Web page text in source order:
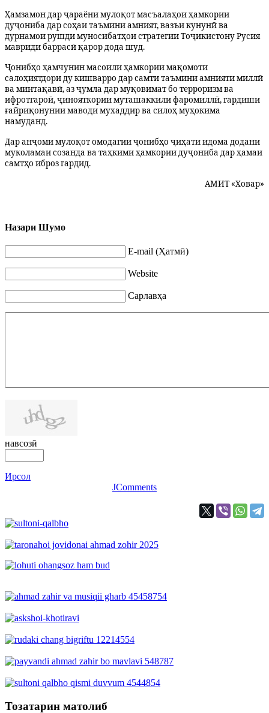
Ҳамзамон дар ҷараёни мулоқот масъалаҳои ҳамкории
дуҷониба дар соҳаи таъмини амният, вазъи кунунӣ ва
дурнамои рушди муносибатҳои стратегии Тоҷикистону Русия
мавриди баррасӣ қарор дода шуд.
Ҷонибҳо ҳамчунин масоили ҳамкории мақомоти
салоҳиятдори ду кишварро дар самти таъмини амнияти миллӣ
ва минтақавӣ, аз ҷумла дар муқовимат бо терроризм ва
ифротгароӣ, ҷинояткории муташаккили фаромиллӣ, гардиши
ғайриқонунии маводи мухаддир ва силоҳ муҳокима
намуданд.
Дар анҷоми мулоқот омодагии ҷонибҳо ҷиҳати идома додани
муколамаи созанда ва таҳкими ҳамкории дуҷониба дар ҳамаи
самтҳо иброз гардид.
АМИТ «Ховар»
Назари Шумо
E-mail (Ҳатмӣ)
Website
Сарлавҳа
навсозӣ
Ирсол
JComments
Тозатарин матолиб